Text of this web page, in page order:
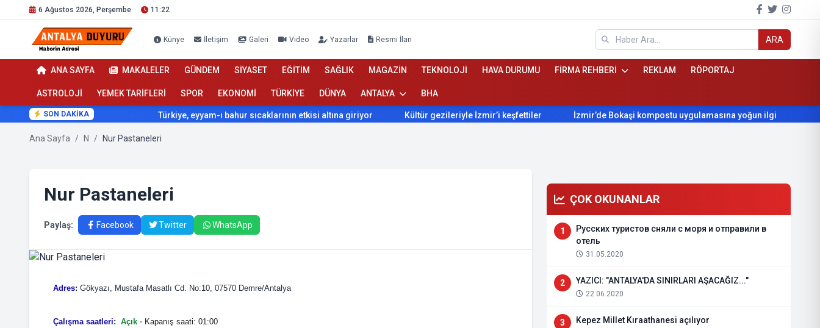
6 Ağustos 2026, Perşembe 11:22
Künye İletişim Galeri Video Yazarlar Resmi İlan ARA
ANA SAYFA MAKALELER GÜNDEM SİYASET EĞİTİM SAĞLIK MAGAZİN TEKNOLOJİ HAVA DURUMU FİRMA REHBERİ REKLAM RÖPORTAJ
ASTROLOJİ YEMEK TARİFLERİ SPOR EKONOMİ TÜRKİYE DÜNYA ANTALYA BHA
SON DAKİKA Türkiye, eyyam-ı bahur sıcaklarının etkisi altına giriyor Kültür gezileriyle İzmir’i keşfettiler İzmir’de Bokaşi kompostu uygulamasına yoğun ilgi
Ana Sayfa / N / Nur Pastaneleri
Nur Pastaneleri
Paylaş: Facebook Twitter WhatsApp
Adres: Gökyazı, Mustafa Masatlı Cd. No:10, 07570 Demre/Antalya
Çalışma saatleri: Açık ⋅ Kapanış saati: 01:00
ÇOK OKUNANLAR
1
Русских туристов сняли с моря и отправили в
отель
31.05.2020
2 YAZICI: "ANTALYA'DA SINIRLARI AŞACAĞIZ..."
22.06.2020
3 Kepez Millet Kıraathanesi açılıyor